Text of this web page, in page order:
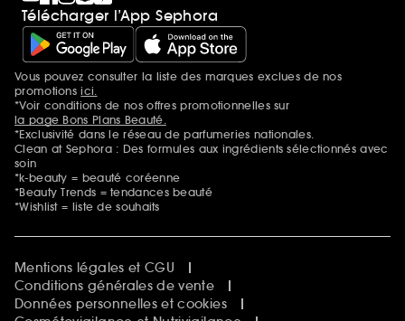
Télécharger l’App Sephora
Mentions additionnelles
Vous pouvez consulter la liste des marques exclues de nos
promotionsici.
*Voir conditions de nos offres promotionnelles sur
la page Bons Plans Beauté.
*Exclusivité dans le réseau de parfumeries nationales.
Clean at Sephora : Des formules aux ingrédients sélectionnés avec
soin
*k-beauty = beauté coréenne
*Beauty Trends = tendances beauté
*Wishlist = liste de souhaits
Mentions légales et CGU
Conditions générales de vente
Données personnelles et cookies